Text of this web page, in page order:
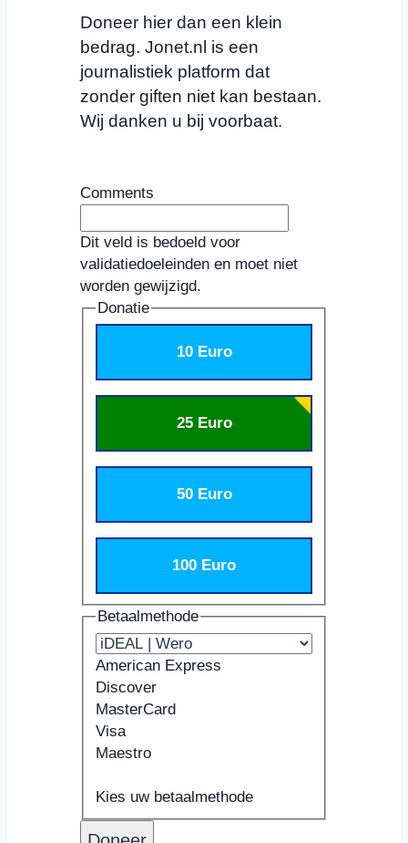
Doneer hier dan een klein
bedrag. Jonet.nl is een
journalistiek platform dat
zonder giften niet kan bestaan.
Wij danken u bij voorbaat.
Comments
Dit veld is bedoeld voor
validatiedoeleinden en moet niet
worden gewijzigd.
Donatie
10 Euro
25 Euro
50 Euro
100 Euro
Betaalmethode
American Express
Discover
MasterCard
Visa
Maestro
creditcards:
American
Kaarthouder
Kies uw betaalmethode